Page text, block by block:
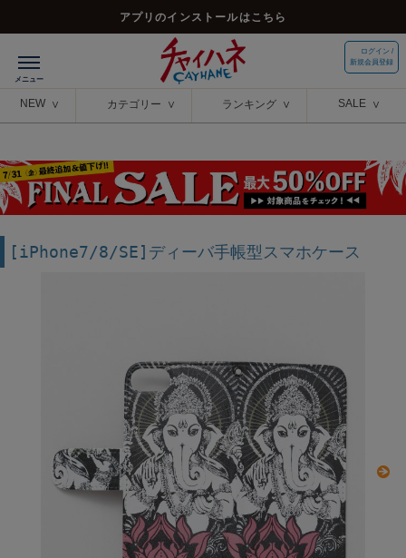
アプリのインストールはこちら
ログイン /
新規会員登録
NEW カテゴリー ランキング SALE
[iPhone7/8/SE]ディーバ手帳型スマホケース